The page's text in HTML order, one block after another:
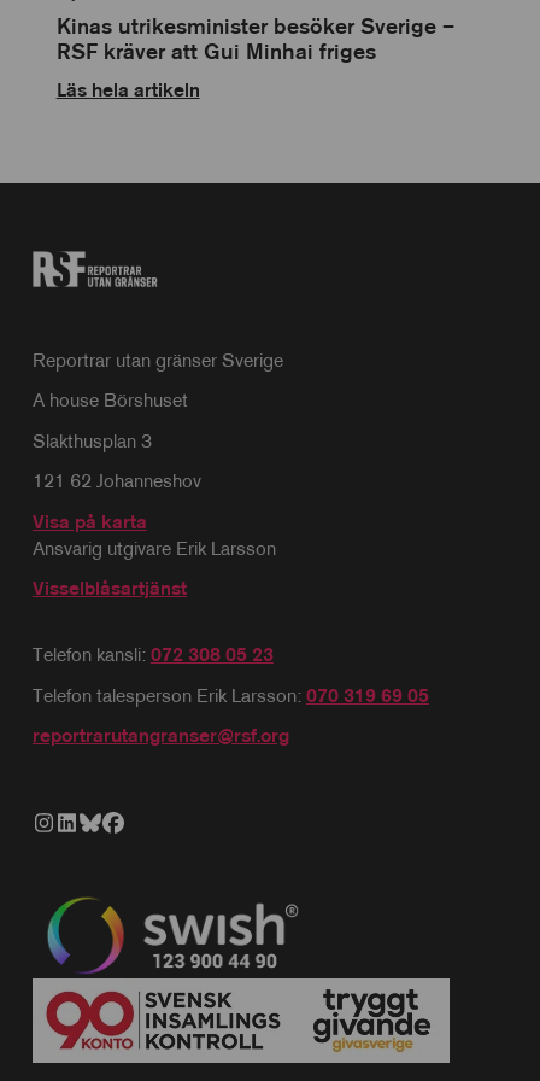
Kinas utrikesminister besöker Sverige –
RSF kräver att Gui Minhai friges
Läs hela artikeln
Reportrar utan gränser Sverige
A house Börshuset
Slakthusplan 3
121 62 Johanneshov
Visa på karta
Ansvarig utgivare Erik Larsson
Visselblåsartjänst
Telefon kansli: 072 308 05 23
Telefon talesperson Erik Larsson: 070 319 69 05
reportrarutangranser@rsf.org
anpassning